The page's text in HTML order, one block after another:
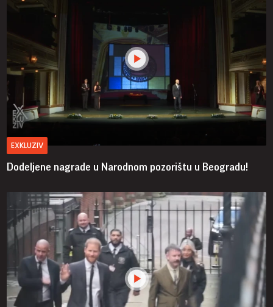
EXKLUZIV
Dodeljene nagrade u Narodnom pozorištu u Beogradu!